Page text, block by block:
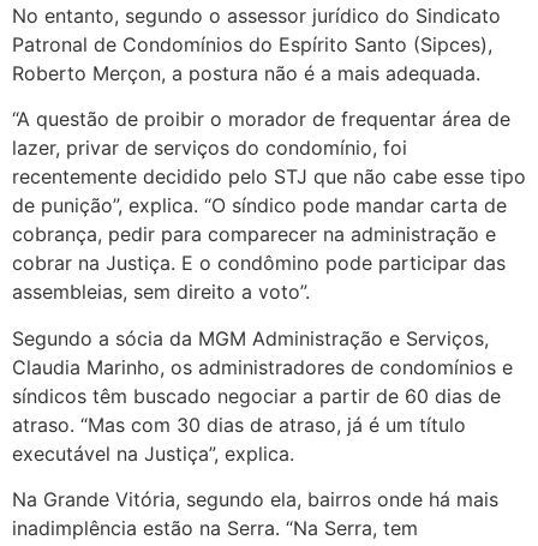
No entanto, segundo o assessor jurídico do Sindicato
Patronal de Condomínios do Espírito Santo (Sipces),
Roberto Merçon, a postura não é a mais adequada.
“A questão de proibir o morador de frequentar área de
lazer, privar de serviços do condomínio, foi
recentemente decidido pelo STJ que não cabe esse tipo
de punição”, explica. “O síndico pode mandar carta de
cobrança, pedir para comparecer na administração e
cobrar na Justiça. E o condômino pode participar das
assembleias, sem direito a voto”.
Segundo a sócia da MGM Administração e Serviços,
Claudia Marinho, os administradores de condomínios e
síndicos têm buscado negociar a partir de 60 dias de
atraso. “Mas com 30 dias de atraso, já é um título
executável na Justiça”, explica.
Na Grande Vitória, segundo ela, bairros onde há mais
inadimplência estão na Serra. “Na Serra, tem